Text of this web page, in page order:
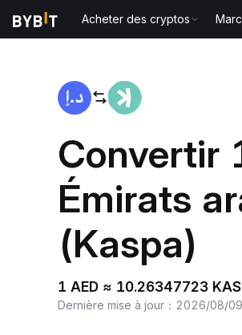
Acheter des cryptos
Convertir
Émirats
(Kaspa)
1 AED ≈ 10.26347723 KAS
Dernière mise à jour ： 2026/08/